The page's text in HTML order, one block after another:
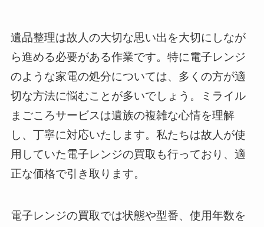
遺品整理は故人の大切な思い出を大切にしなが
ら進める必要がある作業です。特に電子レンジ
のような家電の処分については、多くの方が適
切な方法に悩むことが多いでしょう。ミライル
まごころサービスは遺族の複雑な心情を理解
し、丁寧に対応いたします。私たちは故人が使
用していた電子レンジの買取も行っており、適
正な価格で引き取ります。
電子レンジの買取では状態や型番、使用年数を